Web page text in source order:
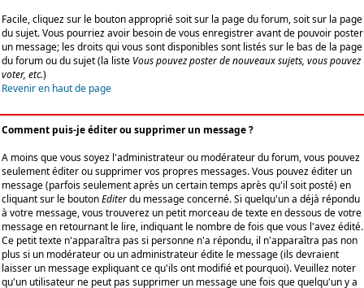
Facile, cliquez sur le bouton approprié soit sur la page du forum, soit sur la page
du sujet. Vous pourriez avoir besoin de vous enregistrer avant de pouvoir poster
un message; les droits qui vous sont disponibles sont listés sur le bas de la page
du forum ou du sujet (la liste Vous pouvez poster de nouveaux sujets, vous pouvez
voter, etc.)
Revenir en haut de page
Comment puis-je éditer ou supprimer un message ?
A moins que vous soyez l'administrateur ou modérateur du forum, vous pouvez
seulement éditer ou supprimer vos propres messages. Vous pouvez éditer un
message (parfois seulement après un certain temps après qu'il soit posté) en
cliquant sur le boutonEditerdu message concerné. Si quelqu'un a déjà répondu
à votre message, vous trouverez un petit morceau de texte en dessous de votre
message en retournant le lire, indiquant le nombre de fois que vous l'avez édité.
Ce petit texte n'apparaîtra pas si personne n'a répondu, il n'apparaîtra pas non
plus si un modérateur ou un administrateur édite le message (ils devraient
laisser un message expliquant ce qu'ils ont modifié et pourquoi). Veuillez noter
qu'un utilisateur ne peut pas supprimer un message une fois que quelqu'un y a